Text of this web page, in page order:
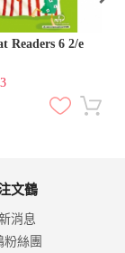
Readers 6 2/e
文鶴
消息
粉絲團